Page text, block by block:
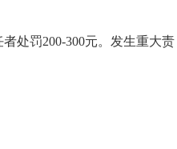
处罚200-300元。发生重大责